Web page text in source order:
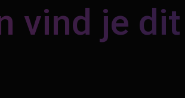
vind je